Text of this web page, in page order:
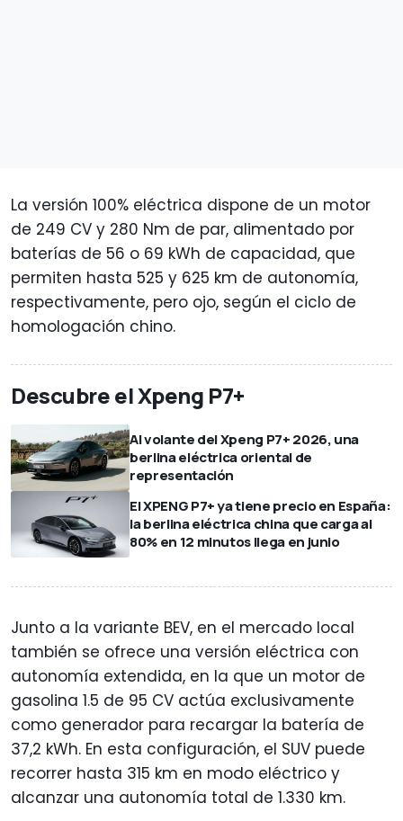
La versión 100% eléctrica dispone de un motor
de 249 CV y 280 Nm de par, alimentado por
baterías de 56 o 69 kWh de capacidad, que
permiten hasta 525 y 625 km de autonomía,
respectivamente, pero ojo, según el ciclo de
homologación chino.
Descubre el Xpeng P7+
Al volante del Xpeng P7+ 2026, una
berlina eléctrica oriental de
representación
El XPENG P7+ ya tiene precio en España:
la berlina eléctrica china que carga al
80% en 12 minutos llega en junio
Junto a la variante BEV, en el mercado local
también se ofrece una versión eléctrica con
autonomía extendida, en la que un motor de
gasolina 1.5 de 95 CV actúa exclusivamente
como generador para recargar la batería de
37,2 kWh. En esta configuración, el SUV puede
recorrer hasta 315 km en modo eléctrico y
alcanzar una autonomía total de 1.330 km.